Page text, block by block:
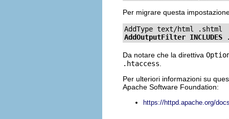
Per migrare questa
AddOutputFilter INCLUDES
Da notare che la direttiva
.htaccess
Per ulteriori informazioni su
Apache Software Foundation:
https://httpd.apache.org/